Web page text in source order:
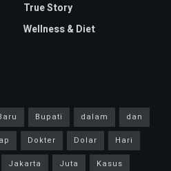
True Story
Wellness & Diet
Bupati dalam
dan
Dokter Dolar
Hari
Jakarta Juta
Kasus